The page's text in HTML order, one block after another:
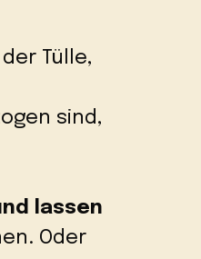
Tülle,
sind,
lassen
Oder